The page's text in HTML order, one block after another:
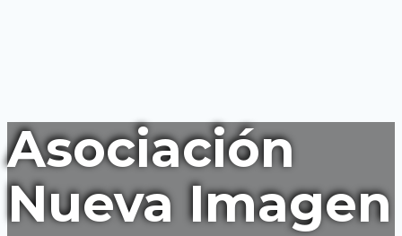
Asociación
Nueva Imagen